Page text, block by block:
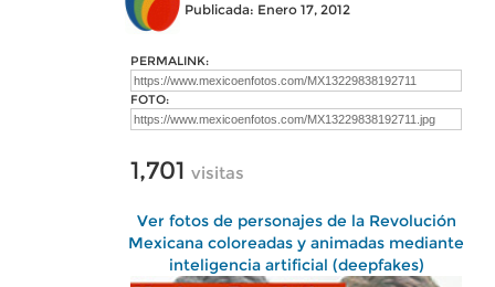
Publicada: Enero 17, 2012
PERMALINK:
FOTO:
1,701 visitas
Ver fotos de personajes de la Revolución
Mexicana coloreadas y animadas mediante
inteligencia artificial (deepfakes)